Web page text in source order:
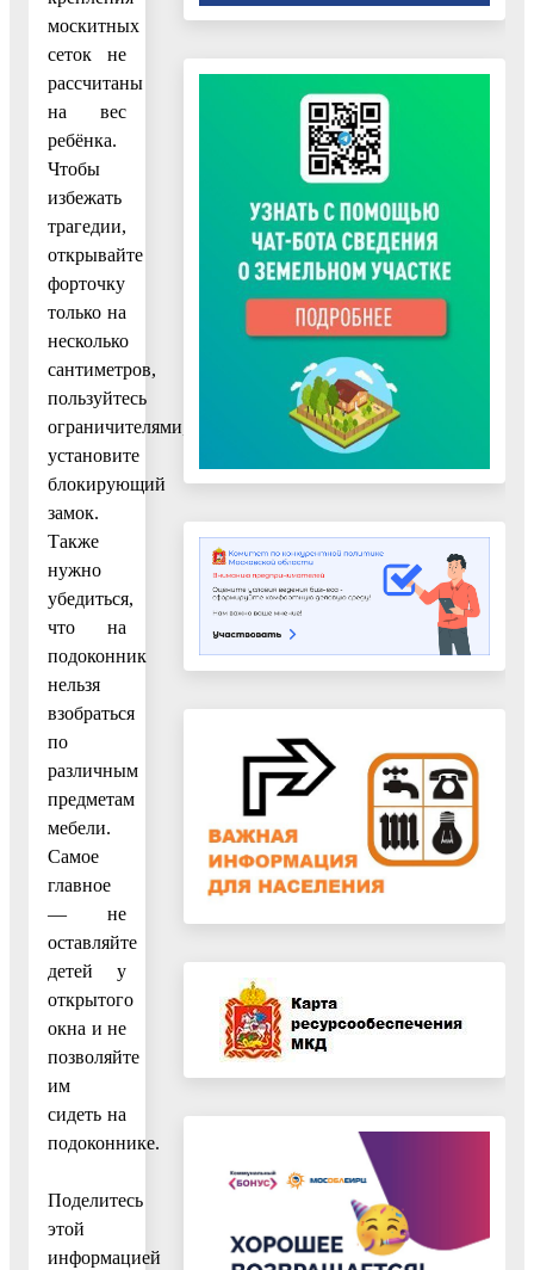
москитных
сеток не
рассчитаны
на вес
ребёнка.
Чтобы
избежать
трагедии,
открывайте
форточку
только на
несколько
сантиметров,
пользуйтесь
ограничителями,
установите
блокирующий
замок.
Также
нужно
убедиться,
что на
подоконник
нельзя
взобраться
по
различным
предметам
мебели.
Самое
главное
— не
оставляйте
детей у
открытого
окна и не
позволяйте
им
сидеть на
подоконнике.
Поделитесь
этой
информацией